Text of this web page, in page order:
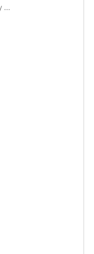
Spider-Man. Całkiem nowy dzień